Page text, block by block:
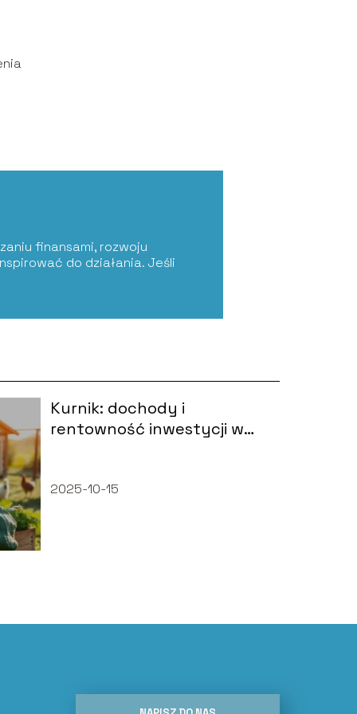
finansami, rozwoju
do działania. Jeśli
Kurnik: dochody i
rentowność inwestycji w
2025-10-15